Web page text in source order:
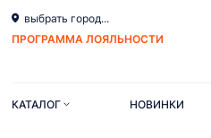
выбрать город...
ПРОГРАММА ЛОЯЛЬНОСТИ
КАТАЛОГ НОВИНКИ